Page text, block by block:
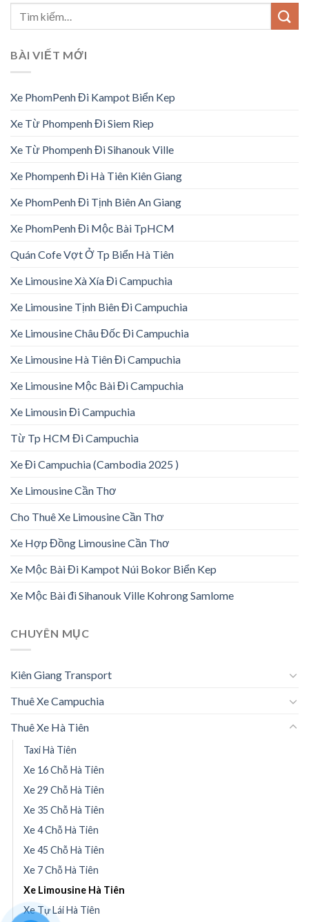
BÀI VIẾT MỚI
Xe PhomPenh Đi Kampot Biển Kep
Xe Từ Phompenh Đi Siem Riep
Xe Từ Phompenh Đi Sihanouk Ville
Xe Phompenh Đi Hà Tiên Kiên Giang
Xe PhomPenh Đi Tịnh Biên An Giang
Xe PhomPenh Đi Mộc Bài TpHCM
Quán Cofe Vợt Ở Tp Biển Hà Tiên
Xe Limousine Xà Xía Đi Campuchia
Xe Limousine Tịnh Biên Đi Campuchia
Xe Limousine Châu Đốc Đi Campuchia
Xe Limousine Hà Tiên Đi Campuchia
Xe Limousine Mộc Bài Đi Campuchia
Xe Limousin Đi Campuchia
Từ Tp HCM Đi Campuchia
Xe Đi Campuchia (Cambodia 2025 )
Xe Limousine Cần Thơ
Cho Thuê Xe Limousine Cần Thơ
Xe Hợp Đồng Limousine Cần Thơ
Xe Mộc Bài Đi Kampot Núi Bokor Biển Kep
Xe Mộc Bài đi Sihanouk Ville Kohrong Samlome
CHUYÊN MỤC
Kiên Giang Transport
Thuê Xe Campuchia
Thuê Xe Hà Tiên
Taxi Hà Tiên
Xe 16 Chỗ Hà Tiên
Xe 29 Chỗ Hà Tiên
Xe 35 Chỗ Hà Tiên
Xe 4 Chỗ Hà Tiên
Xe 45 Chỗ Hà Tiên
Xe 7 Chỗ Hà Tiên
Xe Limousine Hà Tiên
Xe Tự Lái Hà Tiên